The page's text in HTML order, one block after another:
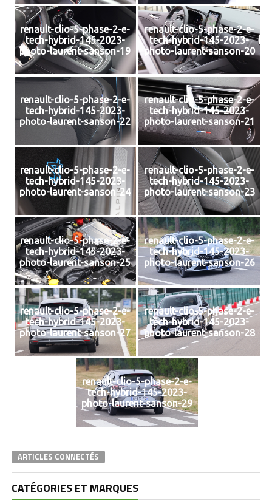
renault-clio-5-phase-2-e-
tech-hybrid-145-2023-
photo-laurent-sanson-19
renault-clio-5-phase-2-e-
tech-hybrid-145-2023-
photo-laurent-sanson-20
renault-clio-5-phase-2-e-
tech-hybrid-145-2023-
photo-laurent-sanson-22
renault-clio-5-phase-2-e-
tech-hybrid-145-2023-
photo-laurent-sanson-21
renault-clio-5-phase-2-e-
tech-hybrid-145-2023-
photo-laurent-sanson-24
renault-clio-5-phase-2-e-
tech-hybrid-145-2023-
photo-laurent-sanson-23
renault-clio-5-phase-2-e-
tech-hybrid-145-2023-
photo-laurent-sanson-25
renault-clio-5-phase-2-e-
tech-hybrid-145-2023-
photo-laurent-sanson-26
renault-clio-5-phase-2-e-
tech-hybrid-145-2023-
photo-laurent-sanson-27
renault-clio-5-phase-2-e-
tech-hybrid-145-2023-
photo-laurent-sanson-28
renault-clio-5-phase-2-e-
tech-hybrid-145-2023-
photo-laurent-sanson-29
ARTICLES CONNECTÉS
CATÉGORIES ET MARQUES